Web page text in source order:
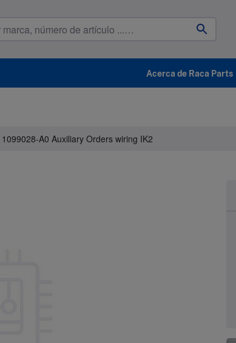
Acerca de Raca Parts
1099028-A0 Auxiliary Orders wiring IK2